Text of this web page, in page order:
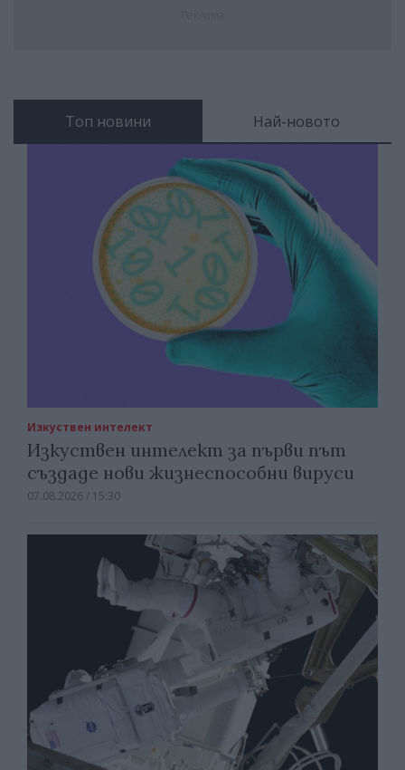
Топ новини Най-новото
Изкуствен интелект
Изкуствен интелект за първи път
създаде нови жизнеспособни вируси
07.08.2026 / 15:30